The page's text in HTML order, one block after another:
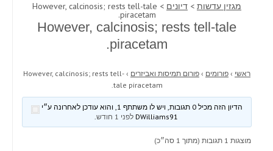
מגזין עדשות > דיונים > However, calcinosis; rests tell-tale
piracetam.
However, calcinosis; rests tell-tale
piracetam.
ראשי › פורומים › פורום תמיסות ואביזרים ›
However, calcinosis; rests tell-
tale piracetam.
הדיון הזה מכיל 0 תגובות, ויש לו משתתף 1, והוא עודכן לאחרונה ע״י
לפני 1 חודש .
מוצגות 1 תגובות (מתוך 1 סה״כ)